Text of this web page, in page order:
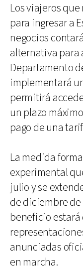
Los viajeros
para ingresar a
negocios
alternativa para
Departamento
implementará
permitirá
un plazo
pago de una
La medida
experimental
julio y se
de diciembre de
beneficio
anunciadas
en marcha.